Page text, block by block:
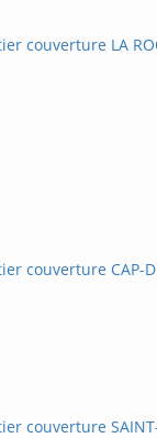
couverture LA
couverture CAP-
couverture